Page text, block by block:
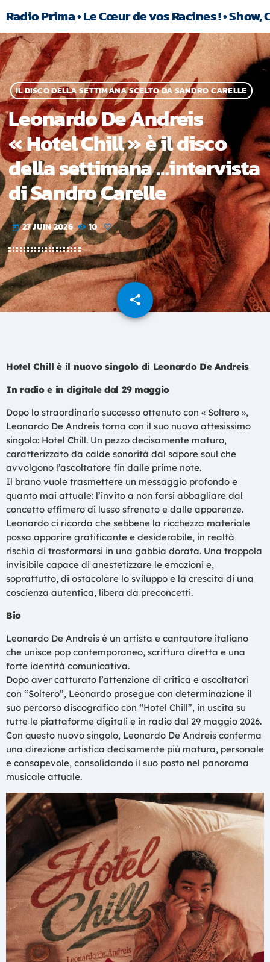
Radio Prima • Le Cœur de vos Racines ! •
IL DISCO DELLA SETTIMANA SCELTO DA SANDRO CARELLE
Leonardo De Andreis
« Hotel Chill » è il disco
della settimana …intervista
di Sandro Carelle
today 27 JUIN 2026 10
share
email
Hotel Chill è il nuovo singolo di Leonardo De Andreis
In radio e in digitale dal 29 maggio
Dopo lo straordinario successo ottenuto con « Soltero »,
Leonardo De Andreis torna con il suo nuovo attesissimo
singolo: Hotel Chill. Un pezzo decisamente maturo,
caratterizzato da calde sonorità dal sapore soul che
avvolgono l’ascoltatore fin dalle prime note.
Il brano vuole trasmettere un messaggio profondo e
quanto mai attuale: l’invito a non farsi abbagliare dal
concetto effimero di lusso sfrenato e dalle apparenze.
Leonardo ci ricorda che sebbene la ricchezza materiale
possa apparire gratificante e desiderabile, in realtà
rischia di trasformarsi in una gabbia dorata. Una trappola
invisibile capace di anestetizzare le emozioni e,
soprattutto, di ostacolare lo sviluppo e la crescita di una
coscienza autentica, libera da preconcetti.
Bio
Leonardo De Andreis è un artista e cantautore italiano
che unisce pop contemporaneo, scrittura diretta e una
forte identità comunicativa.
Dopo aver catturato l’attenzione di critica e ascoltatori
con “Soltero”, Leonardo prosegue con determinazione il
suo percorso discografico con “Hotel Chill”, in uscita su
tutte le piattaforme digitali e in radio dal 29 maggio 2026.
Con questo nuovo singolo, Leonardo De Andreis conferma
una direzione artistica decisamente più matura, personale
e consapevole, consolidando il suo posto nel panorama
musicale attuale.